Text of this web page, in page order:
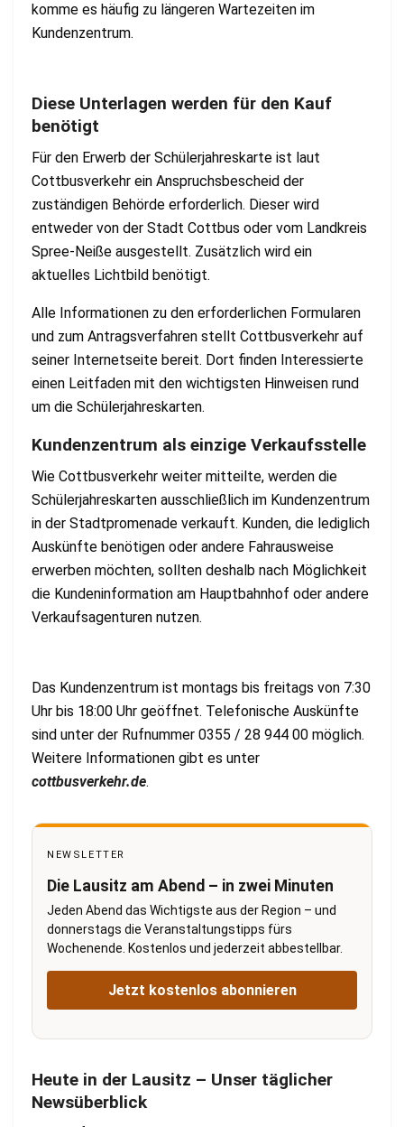
komme es häufig zu längeren Wartezeiten im
Kundenzentrum.
Diese Unterlagen werden für den Kauf
benötigt
Für den Erwerb der Schülerjahreskarte ist laut
Cottbusverkehr ein Anspruchsbescheid der
zuständigen Behörde erforderlich. Dieser wird
entweder von der Stadt Cottbus oder vom Landkreis
Spree-Neiße ausgestellt. Zusätzlich wird ein
aktuelles Lichtbild benötigt.
Alle Informationen zu den erforderlichen Formularen
und zum Antragsverfahren stellt Cottbusverkehr auf
seiner Internetseite bereit. Dort finden Interessierte
einen Leitfaden mit den wichtigsten Hinweisen rund
um die Schülerjahreskarten.
Kundenzentrum als einzige Verkaufsstelle
Wie Cottbusverkehr weiter mitteilte, werden die
Schülerjahreskarten ausschließlich im Kundenzentrum
in der Stadtpromenade verkauft. Kunden, die lediglich
Auskünfte benötigen oder andere Fahrausweise
erwerben möchten, sollten deshalb nach Möglichkeit
die Kundeninformation am Hauptbahnhof oder andere
Verkaufsagenturen nutzen.
Das Kundenzentrum ist montags bis freitags von 7:30
Uhr bis 18:00 Uhr geöffnet. Telefonische Auskünfte
sind unter der Rufnummer 0355 / 28 944 00 möglich.
Weitere Informationen gibt es unter
cottbusverkehr.de.
NEWSLETTER
Die Lausitz am Abend – in zwei Minuten
Jeden Abend das Wichtigste aus der Region – und
donnerstags die Veranstaltungstipps fürs
Wochenende. Kostenlos und jederzeit abbestellbar.
Jetzt kostenlos abonnieren
Heute in der Lausitz – Unser täglicher
Newsüberblick